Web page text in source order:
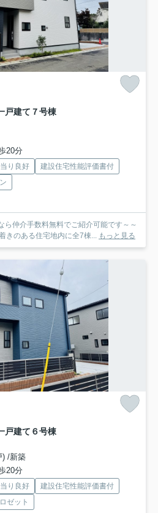
建て ７号棟
20分
り良好
建設住宅性能評価書付
ら仲介手数料無料でご紹介可能です～～
きのある住宅地内に全7棟... もっと見る
建て ６号棟
) /新築
20分
り良好
建設住宅性能評価書付
ゼット